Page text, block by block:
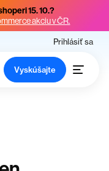
15. 10.?
akciu v ČR.
Prihlásiť sa
Vyskúšajte